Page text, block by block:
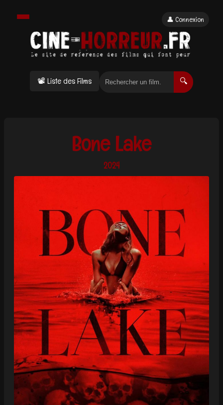
📽 Liste des Films 🔍
👤 Connexion
Bone Lake
2024